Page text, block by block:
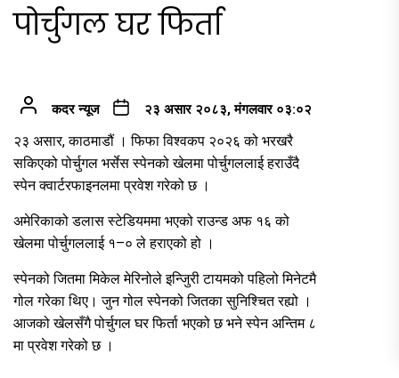
पोर्चुगल घर फिर्ता
कदर न्यूज २३ असार २०८३, मंगलवार ०३:०२
२३ असार, काठमाडौं । फिफा विश्वकप २०२६ को भरखरै
सकिएको पोर्चुगल भर्सेस स्पेनको खेलमा पोर्चुगललाई हराउँदै
स्पेन क्वार्टरफाइनलमा प्रवेश गरेको छ ।
अमेरिकाको डलास स्टेडियममा भएको राउन्ड अफ १६ को
खेलमा पोर्चुगललाई १–० ले हराएको हो ।
स्पेनको जितमा मिकेल मेरिनोले इन्जिुरी टायमको पहिलो मिनेटमै
गोल गरेका थिए। जुन गोल स्पेनको जितका सुनिश्चित रह्यो ।
आजको खेलसँगै पोर्चुगल घर फिर्ता भएको छ भने स्पेन अन्तिम ८
मा प्रवेश गरेको छ ।